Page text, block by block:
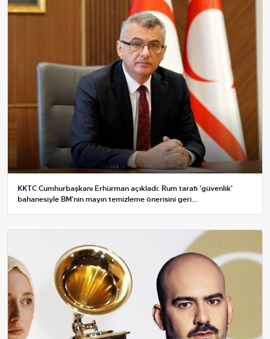
KKTC Cumhurbaşkanı Erhürman açıkladı: Rum tarafı 'güvenlik'
bahanesiyle BM'nin mayın temizleme önerisini geri...